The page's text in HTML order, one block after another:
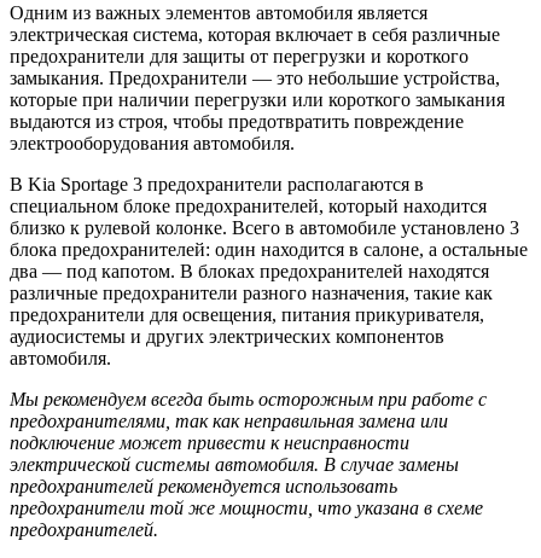
Одним из важных элементов автомобиля является
электрическая система, которая включает в себя различные
предохранители для защиты от перегрузки и короткого
замыкания. Предохранители — это небольшие устройства,
которые при наличии перегрузки или короткого замыкания
выдаются из строя, чтобы предотвратить повреждение
электрооборудования автомобиля.
В Kia Sportage 3 предохранители располагаются в
специальном блоке предохранителей, который находится
близко к рулевой колонке. Всего в автомобиле установлено 3
блока предохранителей: один находится в салоне, а остальные
два — под капотом. В блоках предохранителей находятся
различные предохранители разного назначения, такие как
предохранители для освещения, питания прикуривателя,
аудиосистемы и других электрических компонентов
автомобиля.
Мы рекомендуем всегда быть осторожным при работе с
предохранителями, так как неправильная замена или
подключение может привести к неисправности
электрической системы автомобиля. В случае замены
предохранителей рекомендуется использовать
предохранители той же мощности, что указана в схеме
предохранителей.